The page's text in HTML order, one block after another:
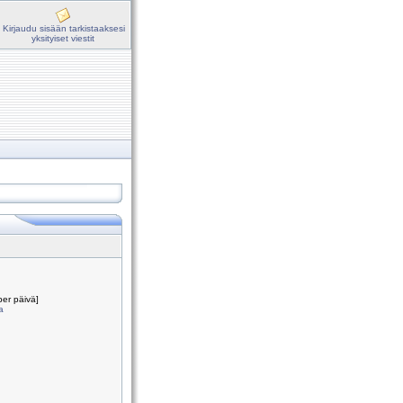
Kirjaudu sisään tarkistaaksesi
yksityiset viestit
päivä]